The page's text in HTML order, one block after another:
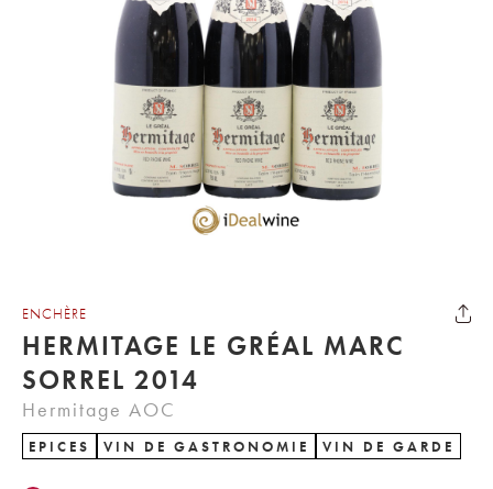
ENCHÈRE
HERMITAGE LE GRÉAL MARC
SORREL 2014
Hermitage AOC
EPICES VIN DE GASTRONOMIE VIN DE GARDE